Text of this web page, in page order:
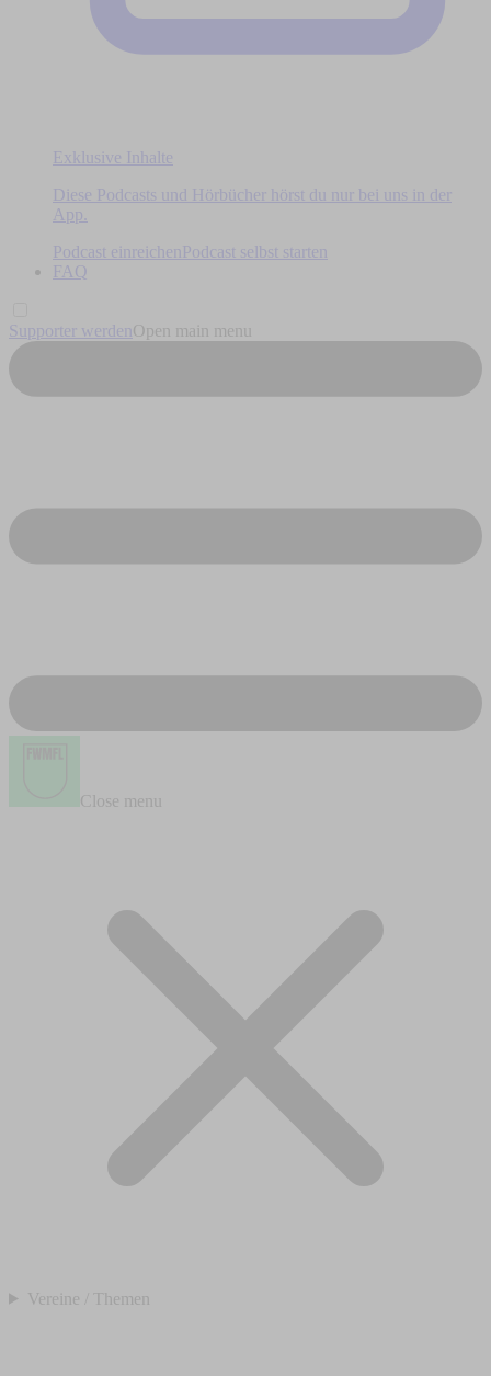
Exklusive Inhalte
Diese Podcasts und Hörbücher hörst du nur bei uns in der
App.
Podcast einreichen
Podcast selbst starten
FAQ
Supporter werden Open main menu
Close menu
Vereine / Themen